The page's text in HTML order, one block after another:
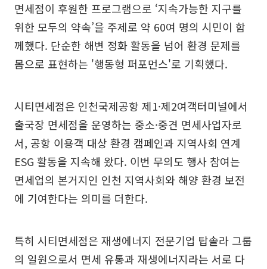
면세점이 후원한 프로그램으로 ‘지속가능한 지구를
위한 모두의 약속’을 주제로 약 60여 명의 시민이 함
께했다. 단순한 해변 정화 활동을 넘어 환경 문제를
몸으로 표현하는 '행동형 퍼포먼스'로 기획했다.
시티면세점은 인천국제공항 제1·제2여객터미널에서
출국장 면세점을 운영하는 중소·중견 면세사업자로
서, 공항 이용객 대상 환경 캠페인과 지역사회 연계
ESG 활동을 지속해 왔다. 이번 무의도 행사 참여는
면세업의 본거지인 인천 지역사회와 해양 환경 보전
에 기여한다는 의미를 더한다.
특히 시티면세점은 재생에너지 전문기업 탑솔라 그룹
의 일원으로서 면세 유통과 재생에너지라는 서로 다